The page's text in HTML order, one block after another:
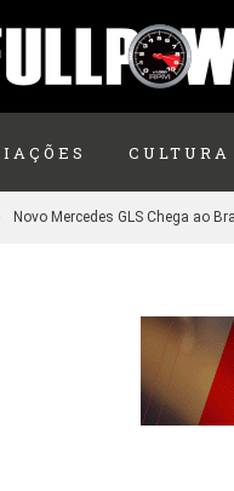
CULTURA
Novo Mercedes GLS Chega ao